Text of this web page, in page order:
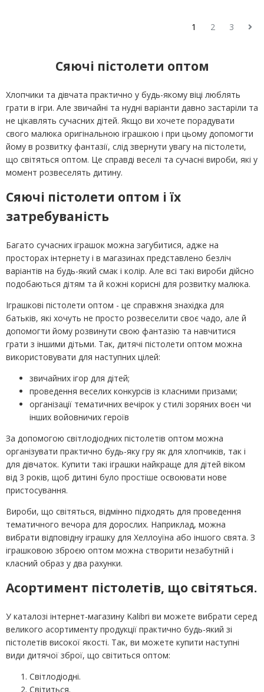
1 2 3
Сяючі пістолети оптом
Хлопчики та дівчата практично у будь-якому віці люблять
грати в ігри. Але звичайні та нудні варіанти давно застаріли та
не цікавлять сучасних дітей. Якщо ви хочете порадувати
свого малюка оригінальною іграшкою і при цьому допомогти
йому в розвитку фантазії, слід звернути увагу на пістолети,
що світяться оптом. Це справді веселі та сучасні вироби, які у
момент розвеселять дитину.
Сяючі пістолети оптом і їх
затребуваність
Багато сучасних іграшок можна загубитися, адже на
просторах інтернету і в магазинах представлено безліч
варіантів на будь-який смак і колір. Але всі такі вироби дійсно
подобаються дітям та й кожні корисні для розвитку малюка.
Іграшкові пістолети оптом - це справжня знахідка для
батьків, які хочуть не просто розвеселити своє чадо, але й
допомогти йому розвинути свою фантазію та навчитися
грати з іншими дітьми. Так, дитячі пістолети оптом можна
використовувати для наступних цілей:
звичайних ігор для дітей;
проведення веселих конкурсів із класними призами;
організації тематичних вечірок у стилі зоряних воєн чи
інших войовничих героїв
За допомогою світлодіодних пістолетів оптом можна
організувати практично будь-яку гру як для хлопчиків, так і
для дівчаток. Купити такі іграшки найкраще для дітей віком
від 3 років, щоб дитині було простіше освоювати нове
пристосування.
Вироби, що світяться, відмінно підходять для проведення
тематичного вечора для дорослих. Наприклад, можна
вибрати відповідну іграшку для Хеллоуїна або іншого свята. З
іграшковою зброєю оптом можна створити незабутній і
класний образ у два рахунки.
Асортимент пістолетів, що світяться.
У каталозі інтернет-магазину Kalibri ви можете вибрати серед
великого асортименту продукції практично будь-який зі
пістолетів високої якості. Так, ви можете купити наступні
види дитячої зброї, що світиться оптом:
Світлодіодні.
Світиться.